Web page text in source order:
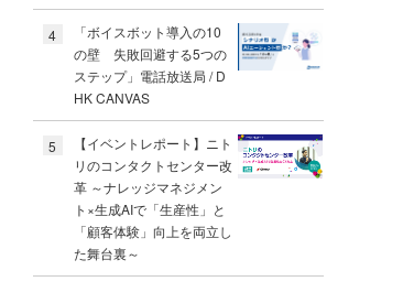
4
「ボイスボット導入の10
の壁 失敗回避する5つの
ステップ」電話放送局 / D
HK CANVAS
5
【イベントレポート】ニト
リのコンタクトセンター改
革 ～ナレッジマネジメン
ト×生成AIで「生産性」と
「顧客体験」向上を両立し
た舞台裏～